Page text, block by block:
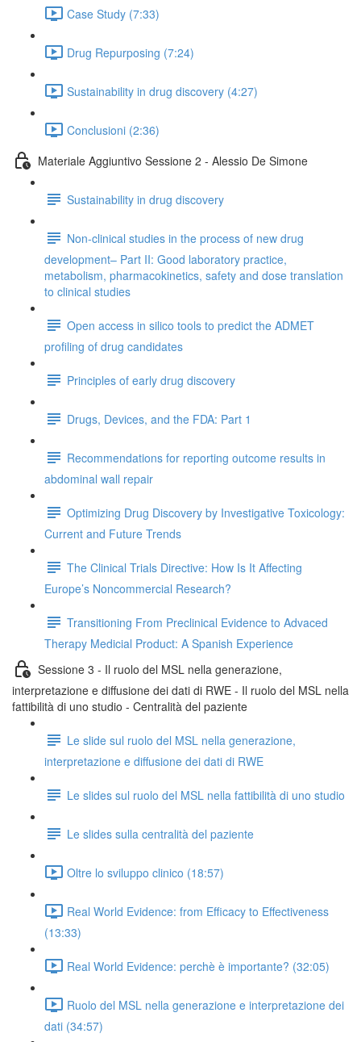
Case Study (7:33)
Drug Repurposing (7:24)
Sustainability in drug discovery (4:27)
Conclusioni (2:36)
Materiale Aggiuntivo Sessione 2 - Alessio De Simone
Sustainability in drug discovery
Non-clinical studies in the process of new drug
development– Part II: Good laboratory practice,
metabolism, pharmacokinetics, safety and dose translation
to clinical studies
Open access in silico tools to predict the ADMET
profiling of drug candidates
Principles of early drug discovery
Drugs, Devices, and the FDA: Part 1
Recommendations for reporting outcome results in
abdominal wall repair
Optimizing Drug Discovery by Investigative Toxicology:
Current and Future Trends
The Clinical Trials Directive: How Is It Affecting
Europe’s Noncommercial Research?
Transitioning From Preclinical Evidence to Advaced
Therapy Medicial Product: A Spanish Experience
Sessione 3 - Il ruolo del MSL nella generazione,
interpretazione e diffusione dei dati di RWE - Il ruolo del MSL nella
fattibilità di uno studio - Centralità del paziente
Le slide sul ruolo del MSL nella generazione,
interpretazione e diffusione dei dati di RWE
Le slides sul ruolo del MSL nella fattibilità di uno studio
Le slides sulla centralità del paziente
Oltre lo sviluppo clinico (18:57)
Real World Evidence: from Efficacy to Effectiveness
(13:33)
Real World Evidence: perchè è importante? (32:05)
Ruolo del MSL nella generazione e interpretazione dei
dati (34:57)